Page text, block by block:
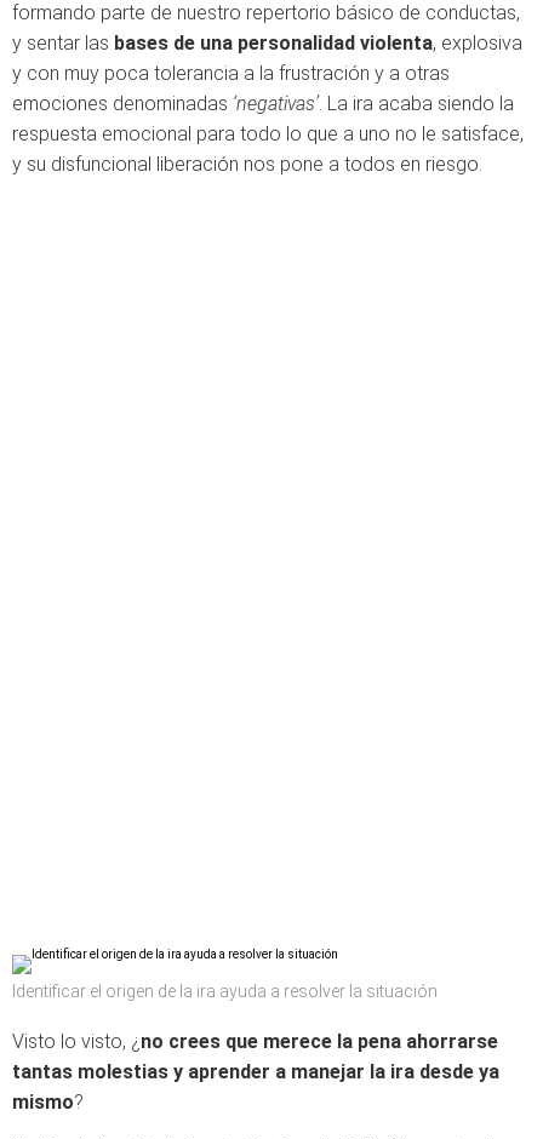
formando parte de nuestro repertorio básico de conductas,
y sentar las bases de una personalidad violenta, explosiva
y con muy poca tolerancia a la frustración y a otras
emociones denominadas ‘negativas’. La ira acaba siendo la
respuesta emocional para todo lo que a uno no le satisface,
y su disfuncional liberación nos pone a todos en riesgo.
Identificar el origen de la ira ayuda a resolver la situación
Visto lo visto, ¿ no crees que merece la pena ahorrarse
tantas molestias y aprender a manejar la ira desde ya
mismo?